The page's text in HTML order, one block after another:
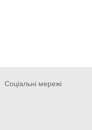
Соціальні мережі